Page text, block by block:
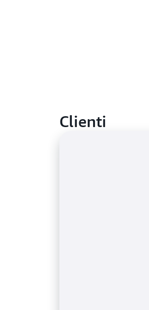
Clienti